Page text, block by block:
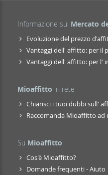
Informazione sul Mercato
Evoluzione del prezzo
Vantaggi dell' affitto: per il
Vantaggi dell' affitto: per l'
Mioaffitto in rete
Chiarisci i tuoi dubbi sull'
Raccomanda Mioaffitto ad
Su Mioaffitto
Cos'è Mioaffitto?
Domande frequenti - Aiuto